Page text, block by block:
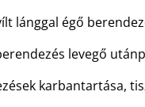
lánggal égő
levegő
karbantartása,